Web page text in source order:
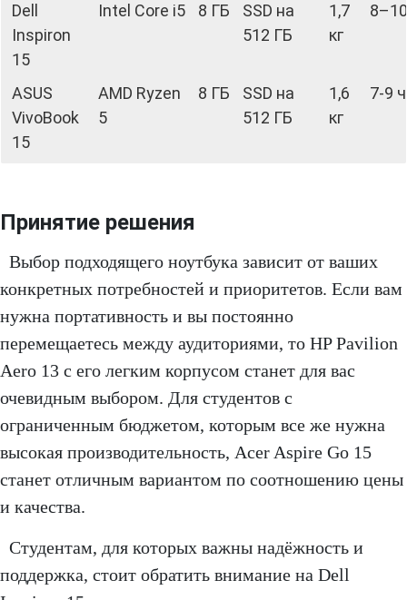
Dell
Inspiron
15
Intel Core i5 8 ГБ
SSD на
512 ГБ
1,7
кг
ASUS
VivoBook
15
AMD Ryzen
5
8 ГБ
SSD на
512 ГБ
1,6
кг
7-9
Принятие решения
Выбор подходящего ноутбука зависит от ваших
конкретных потребностей и приоритетов. Если вам
нужна портативность и вы постоянно
перемещаетесь между аудиториями, то HP Pavilion
Aero 13 с его легким корпусом станет для вас
очевидным выбором. Для студентов с
ограниченным бюджетом, которым все же нужна
высокая производительность, Acer Aspire Go 15
станет отличным вариантом по соотношению цены
и качества.
Студентам, для которых важны надёжность и
поддержка, стоит обратить внимание на Dell